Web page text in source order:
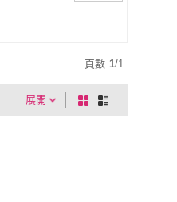
頁數 1/1
展開
棋
盤
列